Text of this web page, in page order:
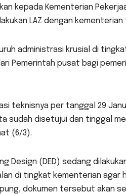
kepada Kementerian
LAZ dengan
administrasi krusial di
Pemerintah pusat bagi
teknisnya per tanggal 29
sudah disetujui dan tinggal
(6/3).
Design (DED) sedang
di tingkat kementerian agar
dokumen tersebut akan